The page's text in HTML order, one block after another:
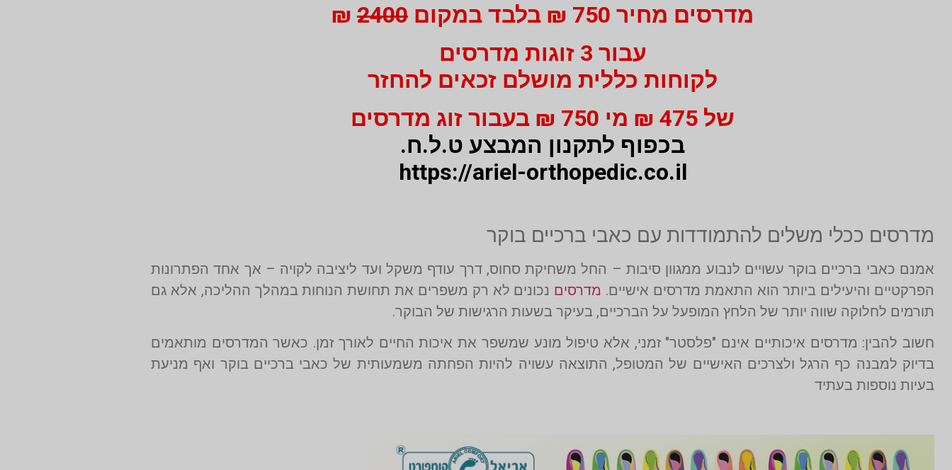
מדרסים מחיר 750 ₪ בלבד במקום 2400
₪
עבור 3 זוגות מדרסים
לקוחות כללית מושלם זכאים להחזר
של 475 ₪ מי 750 ₪ בעבור זוג מדרסים
בכפוף לתקנון המבצע ט.ל.ח.
https://ariel-orthopedic.co.il
מדרסים ככלי משלים להתמודדות עם כאבי ברכיים בוקר
אמנם כאבי ברכיים בוקר עשויים לנבוע ממגוון סיבות – החל משחיקת סחוס, דרך עודף משקל ועד ליציבה לקויה – אך אחד הפתרונות
הפרקטיים והיעילים ביותר הוא התאמת מדרסים אישיים. מדרסים נכונים לא רק משפרים את תחושת הנוחות במהלך ההליכה, אלא גם
תורמים לחלוקה שווה יותר של הלחץ המופעל על הברכיים, בעיקר בשעות הרגישות של הבוקר.
חשוב להבין: מדרסים איכותיים אינם "פלסטר" זמני, אלא טיפול מונע שמשפר את איכות החיים לאורך זמן. כאשר המדרסים מותאמים
בדיוק למבנה כף הרגל ולצרכים האישיים של המטופל, התוצאה עשויה להיות הפחתה משמעותית של כאבי ברכיים בוקר ואף מניעת
בעיות נוספות בעתיד